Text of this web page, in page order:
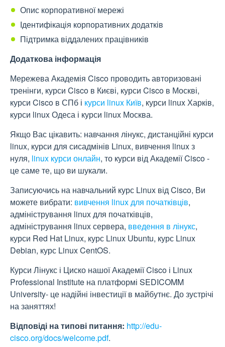
Опис корпоративної мережі
Ідентифікація корпоративних додатків
Підтримка віддалених працівників
Додаткова інформація
Мережева Академія Cisco проводить авторизовані
тренінги, курси Cisco в Києві, курси Cisco в Москві,
курси Cisco в СПб і курси linux Київ, курси linux Харків,
курси linux Одеса і курси linux Москва.
Якщо Вас цікавить: навчання лінукс, дистанційні курси
linux, курси для сисадмінів Linux, вивчення linux з
нуля, linux курси онлайн, то курси від Академії Cisco -
це саме те, що ви шукали.
Записуючись на навчальний курс Linux від Cisco, Ви
можете вибрати: вивчення linux для початківців,
адміністрування linux для початківців,
адміністрування linux сервера, введення в лінукс,
курси Red Hat Linux, курс Linux Ubuntu, курс Linux
Debian, курс Linux CentOS.
Курси Лінукс і Циско нашої Академії Cisco і Linux
Professional Institute на платформі SEDICOMM
University- це надійні інвестиції в майбутнє. До зустрічі
на заняттях!
Відповіді на типові питання: http://edu-
cisco.org/docs/welcome.pdf.